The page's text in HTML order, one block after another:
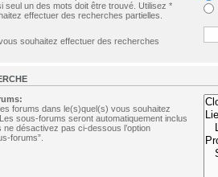
seul un des mots doit être trouvé. Utilisez *
effectuer des recherches partielles.
souhaitez effectuer des recherches
forums dans le(s)quel(s) vous souhaitez
sous-forums seront automatiquement inclus
désactivez pas ci-dessous l’option
forums”.